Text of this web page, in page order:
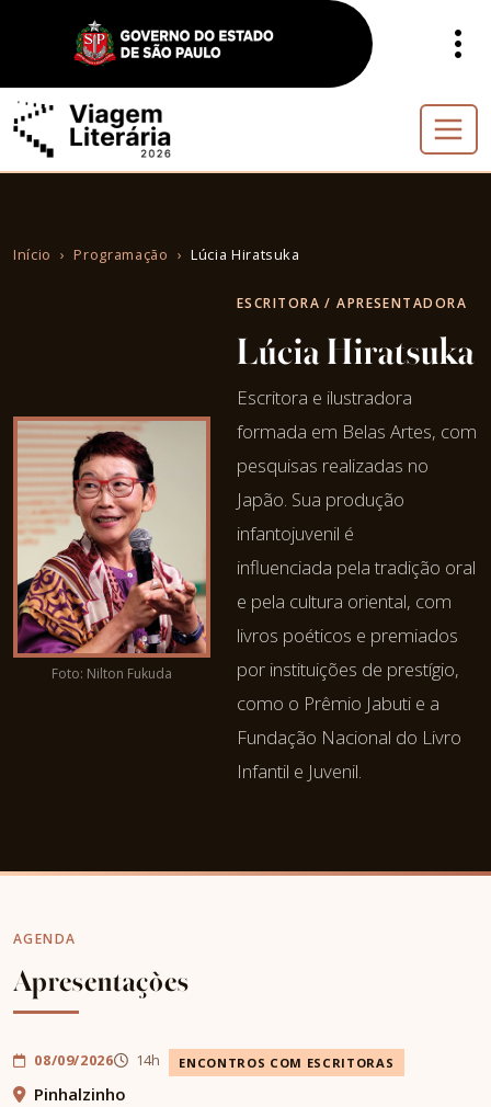
Início Programação Lúcia Hiratsuka
Foto: Nilton Fukuda
ESCRITORA / APRESENTADORA
Lúcia Hiratsuka
Escritora e ilustradora
formada em Belas Artes, com
pesquisas realizadas no
Japão. Sua produção
infantojuvenil é
influenciada pela tradição oral
e pela cultura oriental, com
livros poéticos e premiados
por instituições de prestígio,
como o Prêmio Jabuti e a
Fundação Nacional do Livro
Infantil e Juvenil.
AGENDA
Apresentações
08/09/2026 14h ENCONTROS COM ESCRITORAS
Pinhalzinho